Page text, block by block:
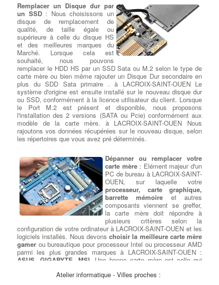
Remplacer un Disque dur par
un SSD: Nous choisissons un
disque de remplacement de
qualité, de taille égale ou
supérieure à celle du disque HS
et des meilleures marques du
Marché. Lorsque cela est
souhaité, nous pouvons
remplacer le HDD HS par un SSD Sata ou M.2 selon le type de
carte mère ou bien même rajouter un Disque Dur secondaire en
plus du SDD Sata primaire . à LACROIX-SAINT-OUEN Le
système d'origine est ensuite installé sur le nouveau disque dur
ou SSD, conformément à la licence utilisateur du client. Lorsque
le Port M.2 est présent et disponible, nous proposons
l'installation des 2 versions (SATA ou Pcie) conformément aux
modèle de la carte mère. à LACROIX-SAINT-OUEN Nous
rajoutons vos données récupérées sur le nouveau disque, selon
les répertoires que vous avez pré déterminés.
Dépanner ou remplacer votre
carte mère: Elément majeur d'un
PC de bureau à LACROIX-SAINT-
OUEN, sur laquelle votre
processeur, carte graphique,
barrette mémoire et autres
composants viennent se greffer,
la carte mère doit répondre à
plusieurs critères selon la
configuration de votre ordinateur à LACROIX-SAINT-OUEN et les
logiciels installés. Nous devons choisir la meilleure carte mère
gamer ou bureautique pour processeur Intel ou processeur AMD
parmi les plus grandes marques à LACROIX-SAINT-OUEN :
ASUS, GIGABYTE, MSI . Une bonne carte mère est celle qui
encore ATX), son évolutivité (USB 3.1, USB 3.0, SATA III, PCI-
Atelier informatique - Villes proches :